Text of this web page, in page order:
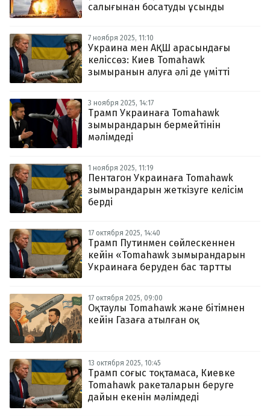
салығынан босатуды ұсынды
7 ноября 2025, 11:10
Украина мен АҚШ арасындағы
келіссөз: Киев Tomahawk
зымыранын алуға әлі де үмітті
3 ноября 2025, 14:17
Трамп Украинаға Tomahawk
зымырандарын бермейтінін
мәлімдеді
1 ноября 2025, 11:19
Пентагон Украинаға Tomahawk
зымырандарын жеткізуге келісім
берді
17 октября 2025, 14:40
Трамп Путинмен сөйлескеннен
кейін «Tomahawk зымырандарын
Украинаға беруден бас тартты
17 октября 2025, 09:00
Оқтаулы Tomahawk және бітімнен
кейін Газаға атылған оқ
13 октября 2025, 10:45
Трамп соғыс тоқтамаса, Киевке
Tomahawk ракеталарын беруге
дайын екенін мәлімдеді